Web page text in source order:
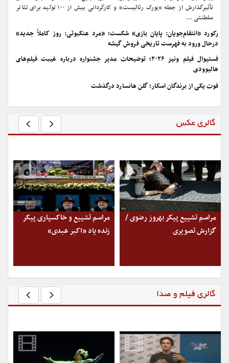
تأثیرگذارش از جمله «یورک رئالیست» و کارگردانی بیش از ۱۰۰ تولید برای تئاتر
سلطنتی ...
رکورد «انتقام‌جویان: پایان بازی» شکست؛ «مرد عنکبوتی: روز کاملاً جدید»
درحال ورود به فهرست تاریخی فروش گیشه
فستیوال فیلم ونیز ۲۰۲۶؛ توضیحات مدیر جشنواره درباره غیبت فیلم‌های
هالیوودی
فوت یکی از برندگان اسکار؛ گلن هانسارد درگذشت
گالری عکس
مراسم تشییع و خاکسپاری پیکر
زنده یاد «اکبر عبدی»
مراسم تشییع پیکر بهروز رضوی /
گزارش تصویری
گالری فیلم و صدا